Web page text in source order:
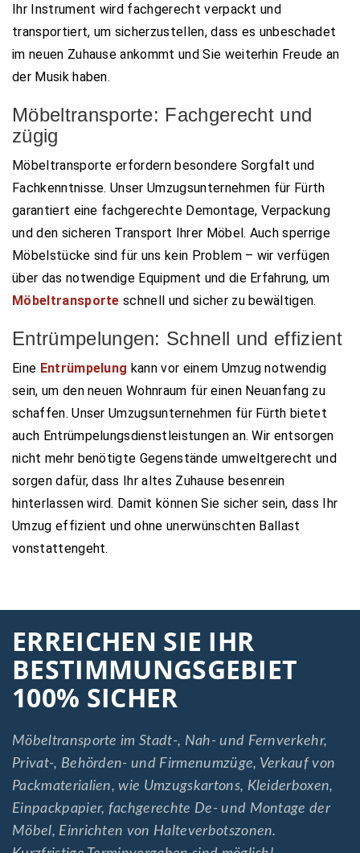
Ihr Instrument wird fachgerecht verpackt und
transportiert, um sicherzustellen, dass es unbeschadet
im neuen Zuhause ankommt und Sie weiterhin Freude an
der Musik haben.
Möbeltransporte: Fachgerecht und
zügig
Möbeltransporte erfordern besondere Sorgfalt und
Fachkenntnisse. Unser Umzugsunternehmen für Fürth
garantiert eine fachgerechte Demontage, Verpackung
und den sicheren Transport Ihrer Möbel. Auch sperrige
Möbelstücke sind für uns kein Problem – wir verfügen
über das notwendige Equipment und die Erfahrung, um
Möbeltransporte schnell und sicher zu bewältigen.
Entrümpelungen: Schnell und effizient
Eine Entrümpelung kann vor einem Umzug notwendig
sein, um den neuen Wohnraum für einen Neuanfang zu
schaffen. Unser Umzugsunternehmen für Fürth bietet
auch Entrümpelungsdienstleistungen an. Wir entsorgen
nicht mehr benötigte Gegenstände umweltgerecht und
sorgen dafür, dass Ihr altes Zuhause besenrein
hinterlassen wird. Damit können Sie sicher sein, dass Ihr
Umzug effizient und ohne unerwünschten Ballast
vonstattengeht.
ERREICHEN SIE IHR
BESTIMMUNGSGEBIET
100% SICHER
Möbeltransporte im Stadt-, Nah- und Fernverkehr,
Privat-, Behörden- und Firmenumzüge, Verkauf von
Packmaterialien, wie Umzugskartons, Kleiderboxen,
Einpackpapier, fachgerechte De- und Montage der
Möbel, Einrichten von Halteverbotszonen.